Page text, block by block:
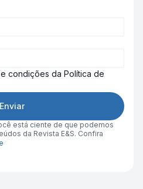
condições da Política de
Enviar
está ciente de que podemos
da Revista E&S. Confira